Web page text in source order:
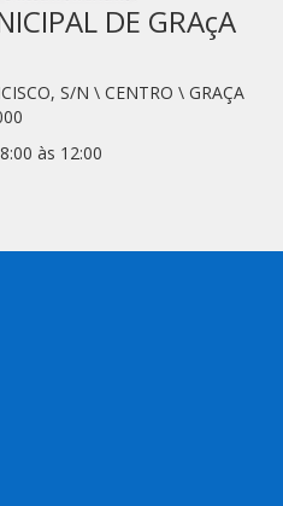
DE GRAçA
S/N \ CENTRO \ GRAÇA
às 12:00